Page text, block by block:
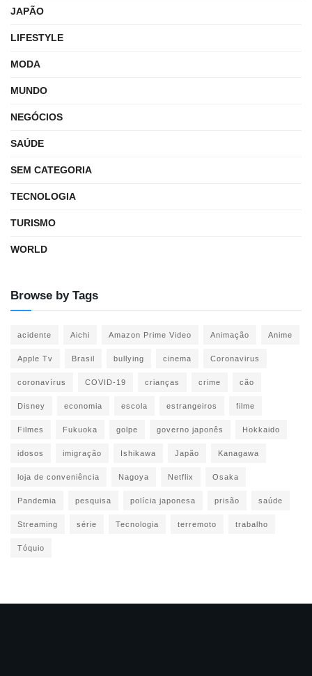
JAPÃO
LIFESTYLE
MODA
MUNDO
NEGÓCIOS
SAÚDE
SEM CATEGORIA
TECNOLOGIA
TURISMO
WORLD
Browse by Tags
acidente Aichi Amazon Prime Video Animação Anime
Apple Tv Brasil bullying cinema Coronavirus
coronavírus COVID-19 crianças crime cão
Disney economia escola estrangeiros filme
Filmes Fukuoka golpe governo japonês Hokkaido
idosos imigração Ishikawa Japão Kanagawa
loja de conveniência Nagoya Netflix Osaka
Pandemia pesquisa polícia japonesa prisão saúde
Streaming série Tecnologia terremoto trabalho
Tóquio